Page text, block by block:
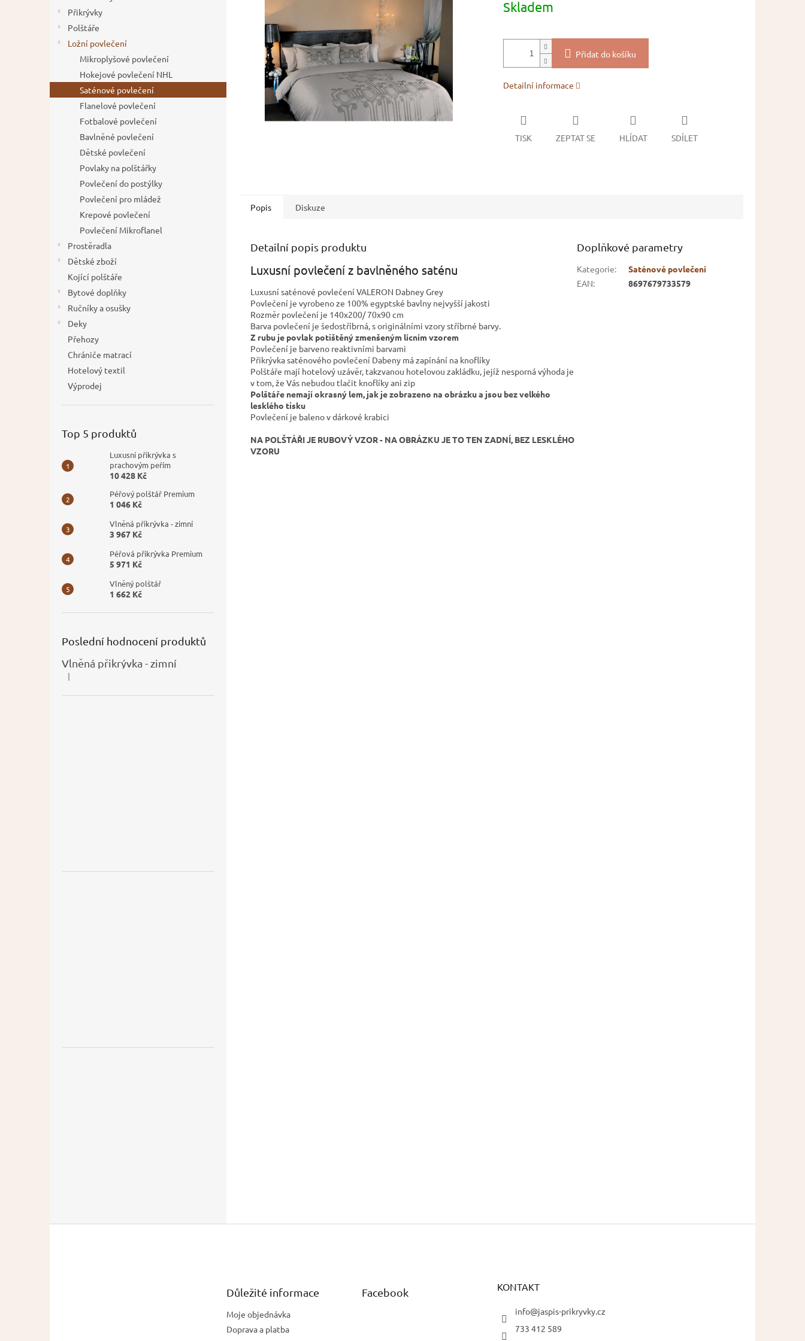
l
Přikrývky
Polštáře
Ložní povlečení
Mikroplyšové povlečení
Hokejové povlečení NHL
Saténové povlečení
Flanelové povlečení
Fotbalové povlečení
Bavlněné povlečení
Dětské povlečení
Povlaky na polštářky
Povlečení do postýlky
Povlečení pro mládež
Krepové povlečení
Povlečení Mikroflanel
Prostěradla
Dětské zboží
Kojící polštáře
Bytové doplňky
Ručníky a osušky
Deky
Přehozy
Chrániče matrací
Hotelový textil
Výprodej
Top 5 produktů
Luxusní přikrývka s
prachovým peřím
10 428 Kč
Péřový polštář Premium
1 046 Kč
Vlněná přikrývka - zimní
3 967 Kč
Péřová přikrývka Premium
5 971 Kč
Vlněný polštář
1 662 Kč
Poslední hodnocení produktů
Vlněná přikrývka - zimní
Hodnocení produktu je 5 z 5 hvězdiček.
|
hvězdiček.
cena:
Skladem
Přidat do košíku
Detailní informace
TISK ZEPTAT SE HLÍDAT SDÍLET
Popis Diskuze
Detailní popis produktu
Luxusní povlečení z bavlněného saténu
Luxusní saténové povlečení VALERON Dabney Grey
Povlečení je vyrobeno ze 100% egyptské bavlny nejvyšší jakosti
Rozměr povlečení je 140x200/ 70x90 cm
Barva povlečení je šedostříbrná, s originálními vzory stříbrné barvy.
Z rubu je povlak potištěný zmenšeným lícním vzorem
Povlečení je barveno reaktivními barvami
Přikrývka saténového povlečení Dabeny má zapínání na knoflíky
Polštáře mají hotelový uzávěr, takzvanou hotelovou zakládku, jejíž nesporná výhoda je
v tom, že Vás nebudou tlačit knoflíky ani zip
Polštáře nemají okrasný lem, jak je zobrazeno na obrázku a jsou bez velkého
lesklého tisku
Povlečení je baleno v dárkové krabici
NA POLŠTÁŘI JE RUBOVÝ VZOR - NA OBRÁZKU JE TO TEN ZADNÍ, BEZ LESKLÉHO
VZORU
Doplňkové parametry
Kategorie:
Saténové povlečení
EAN: 8697679733579
Důležité informace
Moje objednávka
Doprava a platba
Facebook KONTAKT
info@jaspis-prikryvky.cz
733 412 589